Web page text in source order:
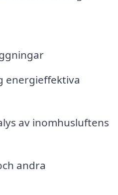
energieffektiva
av inomhusluftens
andra